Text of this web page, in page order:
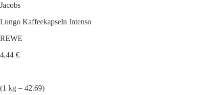
Jacobs
Lungo Kaffeekapseln Intenso
REWE
4,44 €
(1 kg = 42.69)